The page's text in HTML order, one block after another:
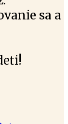
sa a